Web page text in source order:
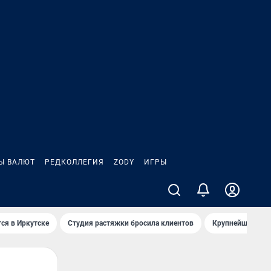
ВАЛЮТ РЕДКОЛЛЕГИЯ ZODY ИГРЫ
в Иркутске Студия растяжки бросила клиентов Крупнейшие